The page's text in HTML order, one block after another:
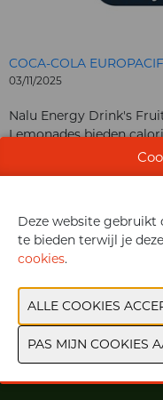
COCA-COLA
03/11/2025
Nalu Energy Drink's
Lemonades bieden
vitaminen en
Deze website gebruikt
te bieden terwijl je
cookies.